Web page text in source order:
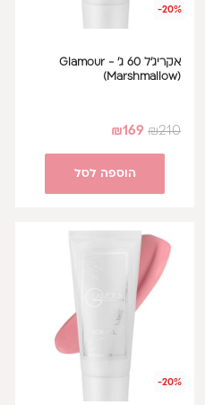
-20%
אקריג'ל 60 ג' - Glamour
(Marshmallow)
₪210
₪169
הוספה לסל
-20%